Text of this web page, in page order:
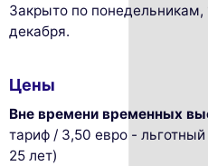
Закрыто по понедельникам,
декабря.
Цены
Вне времени временных
тариф / 3,50 евро -
25 лет)